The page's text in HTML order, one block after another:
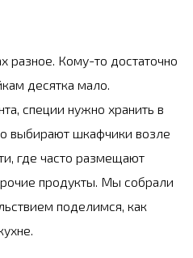
разное. Кому-то достаточно
десятка мало.
специи нужно хранить в
выбирают шкафчики возле
где часто размещают
продукты. Мы собрали
поделимся, как